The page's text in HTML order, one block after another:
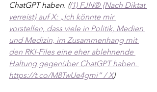
ChatGPT haben. ((1) FJN® {Nach Diktat
verreist} auf X: „Ich könnte mir
vorstellen, dass viele in Politik, Medien
und Medizin, im Zusammenhang mit
den RKI-Files eine eher ablehnende
Haltung gegenüber ChatGPT haben.
https://t.co/M8TwUe4gmi“ / X)